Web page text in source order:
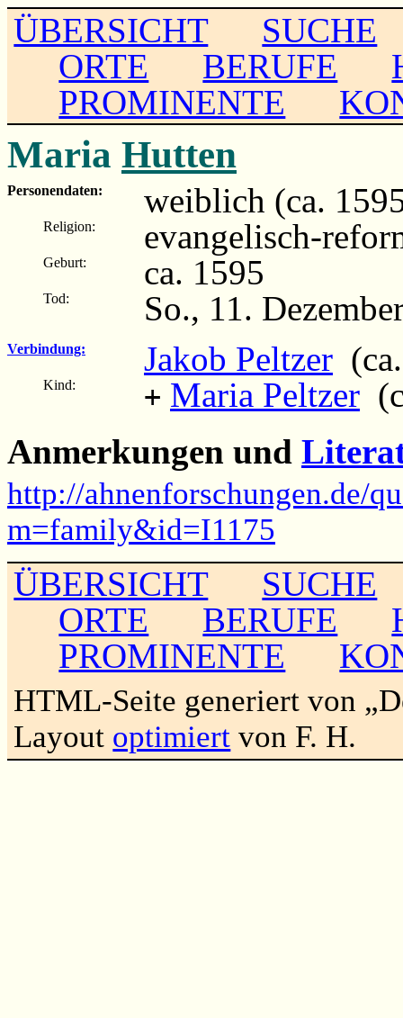
ÜBERSICHT
SUCHE
ORTE
BERUFE
PROMINENTE
Maria Hutten
Personendaten: weiblich (ca.
Religion: evangelisch-
Geburt: ca. 1595
Tod: So., 11.
Verbindung: Jakob Peltzer
Kind: + Maria Peltzer
Anmerkungen und
http://ahnenforschungen.de/
m=family&id=I1175
ÜBERSICHT
SUCHE
ORTE
BERUFE
PROMINENTE
HTML-Seite generiert von
Layout optimiert von F. H.